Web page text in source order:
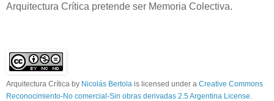
Arquitectura Crítica pretende ser Memoria Colectiva.
Arquitectura Crítica by Nicolás Bertola is licensed under a Creative Commons
Reconocimiento-No comercial-Sin obras derivadas 2.5 Argentina License